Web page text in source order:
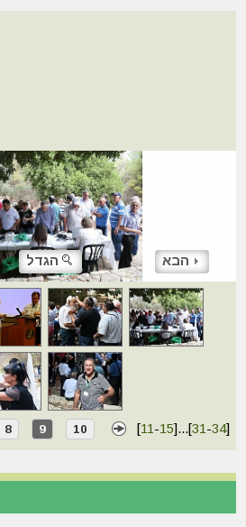
הגדל הבא
8 9 10 [11 -15]...[31 -34]